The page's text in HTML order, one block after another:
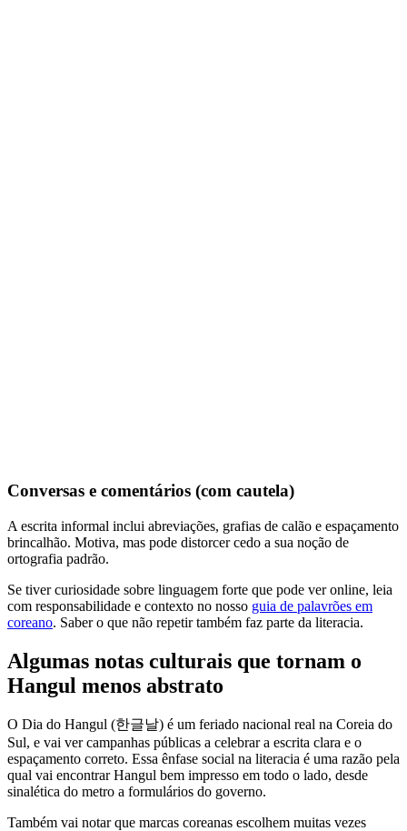
Conversas e comentários (com cautela)
A escrita informal inclui abreviações, grafias de calão e espaçamento
brincalhão. Motiva, mas pode distorcer cedo a sua noção de
ortografia padrão.
Se tiver curiosidade sobre linguagem forte que pode ver online, leia
com responsabilidade e contexto no nosso guia de palavrões em
coreano. Saber o que não repetir também faz parte da literacia.
Algumas notas culturais que tornam o
Hangul menos abstrato
O Dia do Hangul (한글날) é um feriado nacional real na Coreia do
Sul, e vai ver campanhas públicas a celebrar a escrita clara e o
espaçamento correto. Essa ênfase social na literacia é uma razão pela
qual vai encontrar Hangul bem impresso em todo o lado, desde
sinalética do metro a formulários do governo.
Também vai notar que marcas coreanas escolhem muitas vezes